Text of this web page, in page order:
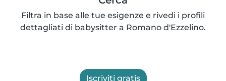
Filtra in base alle tue esigenze e rivedi i profili
dettagliati di babysitter a Romano d'Ezzelino.
Iscriviti gratis